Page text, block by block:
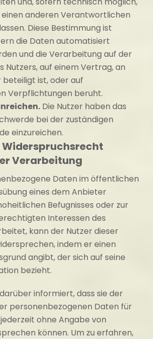
anderen Verantwortlichen
Diese Bestimmung ist
die Daten automatisiert
und die Verarbeitung auf der
Nutzers, auf einem Vertrag, an
ist, oder auf
Verpflichtungen beruht.
Die Nutzer haben das
bei der zuständigen
einzureichen.
Widerspruchsrecht
Verarbeitung
Daten im öffentlichen
eines dem Anbieter
Befugnisses oder zur
Interessen des
kann der Nutzer dieser
indem er einen
angibt, der sich auf seine
bezieht.
informiert, dass sie der
personenbezogenen Daten für
ohne Angabe von
können. Um zu erfahren,